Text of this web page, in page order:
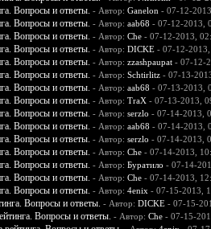
Вопросы и ответы. - Автор: Ganelon - 07-12-
Вопросы и ответы. - Автор: aab68 - 07-12-2013,
Вопросы и ответы. - Автор: Che- 07-12-2013,
Вопросы и ответы. - Автор: DICKE- 07-12-2013,
Вопросы и ответы. - Автор: zzashpaupat- 07-12-
Вопросы и ответы. - Автор: Schtirlitz- 07-13-
Вопросы и ответы. - Автор: aab68 - 07-13-2013,
Вопросы и ответы. - Автор: TraX- 07-13-2013,
Вопросы и ответы. - Автор: serzlo - 07-14-2013,
Вопросы и ответы. - Автор: aab68 - 07-14-2013,
Вопросы и ответы. - Автор: serzlo - 07-14-2013,
Вопросы и ответы. - Автор: Che- 07-14-2013,
Вопросы и ответы. - Автор: Буратило - 07-14-
Вопросы и ответы. - Автор: Che- 07-14-2013,
Вопросы и ответы. - Автор: 4enix - 07-15-2013,
Вопросы и ответы. - Автор: DICKE- 07-15-
Вопросы и ответы. - Автор: Che- 07-15-